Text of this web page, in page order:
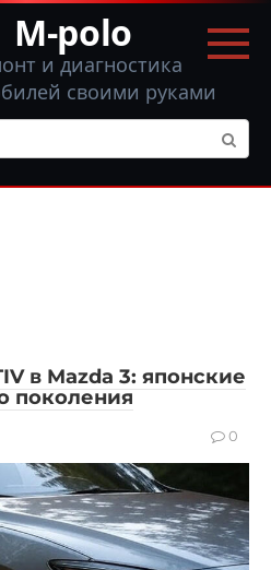
M-polo
и диагностика
своими руками
в Mazda 3: японские
поколения
0